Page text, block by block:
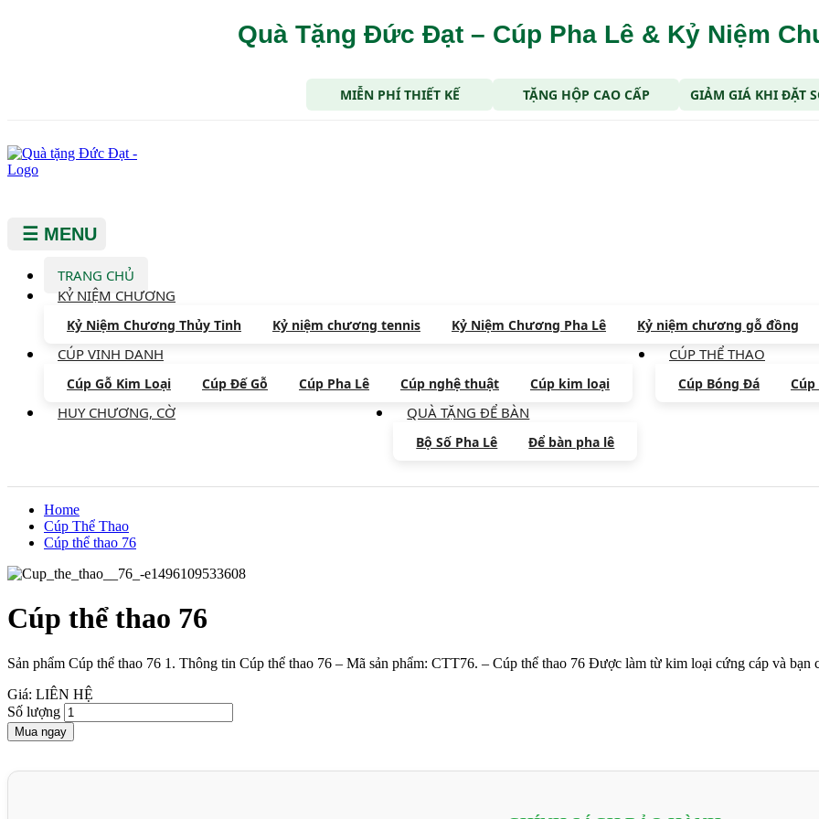
Quà Tặng Đức Đạt – Cúp Pha Lê & Kỷ Niệm
MIỄN PHÍ THIẾT KẾ TẶNG HỘP CAO CẤP GIẢM GIÁ KHI ĐẶT
☰ MENU
TRANG CHỦ
KỶ NIỆM CHƯƠNG
Kỷ Niệm Chương Thủy Tinh Kỷ niệm chương tennis Kỷ Niệm Chương Pha Lê Kỷ niệm chương gỗ đồng
CÚP VINH DANH
Cúp Gỗ Kim Loại Cúp Đế Gỗ Cúp Pha Lê Cúp nghệ thuật Cúp kim loại
CÚP THỂ THAO
Cúp Bóng Đá
HUY CHƯƠNG, CỜ QUÀ TẶNG ĐỂ BÀN
Bộ Số Pha Lê Để bàn pha lê
Home
Cúp Thể Thao
Cúp thể thao 76
Cúp thể thao 76
Sản phẩm Cúp thể thao 76 1. Thông tin Cúp thể thao 76 – Mã sản phẩm: CTT76. – Cúp thể thao 76 Được làm từ kim loại cứng cáp và bạn
Giá: LIÊN HỆ
Số lượng
Mua ngay